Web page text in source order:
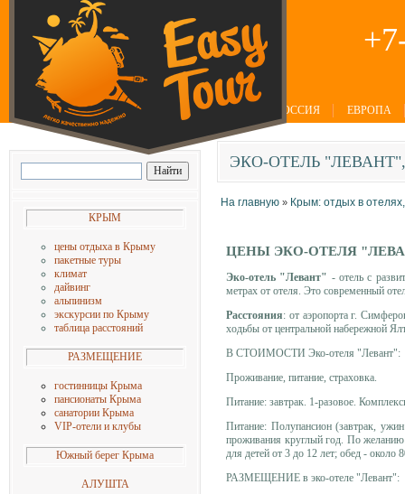
РОССИЯ ЕВРОПА
КРЫМ
цены отдыха в Крыму
пакетные туры
климат
дайвинг
альпинизм
экскурсии по Крыму
таблица расстояний
РАЗМЕЩЕНИЕ
гостинницы Крыма
пансионаты Крыма
санатории Крыма
VIP-отели и клубы
Южный берег Крыма
АЛУШТА
ЭКО-ОТЕЛЬ
На главную » Крым: отдых в
ЦЕНЫ ЭКО-ОТЕЛЯ
Эко-отель "Левант" - отель с
метрах от отеля. Это современный
Расстояния: от аэропорта г.
ходьбы от центральной набережной
В СТОИМОСТИ Эко-отеля "Левант":
Проживание, питание, страховка.
Питание: завтрак. 1-разовое.
Питание: Полупансион (завтрак,
проживания круглый год. По желанию
для детей от 3 до 12 лет; обед -
РАЗМЕЩЕНИЕ в эко-отеле "Левант":